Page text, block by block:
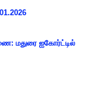
மதுரை ஐகோர்ட்டில்